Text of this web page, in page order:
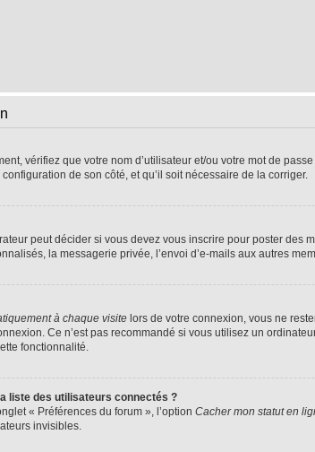
vérifiez que votre nom d’utilisateur et/ou votre mot de
de son côté, et qu’il soit nécessaire de la corriger.
peut décider si vous devez vous inscrire pour poster
la messagerie privée, l’envoi d’e-mails aux autres
à chaque visitelors de votre connexion, vous ne
Ce n’est pas recommandé si vous utilisez un
fonctionnalité.
liste des utilisateurs connectés ?
« Préférences du forum », l’option Cacher mon statut en
invisibles.